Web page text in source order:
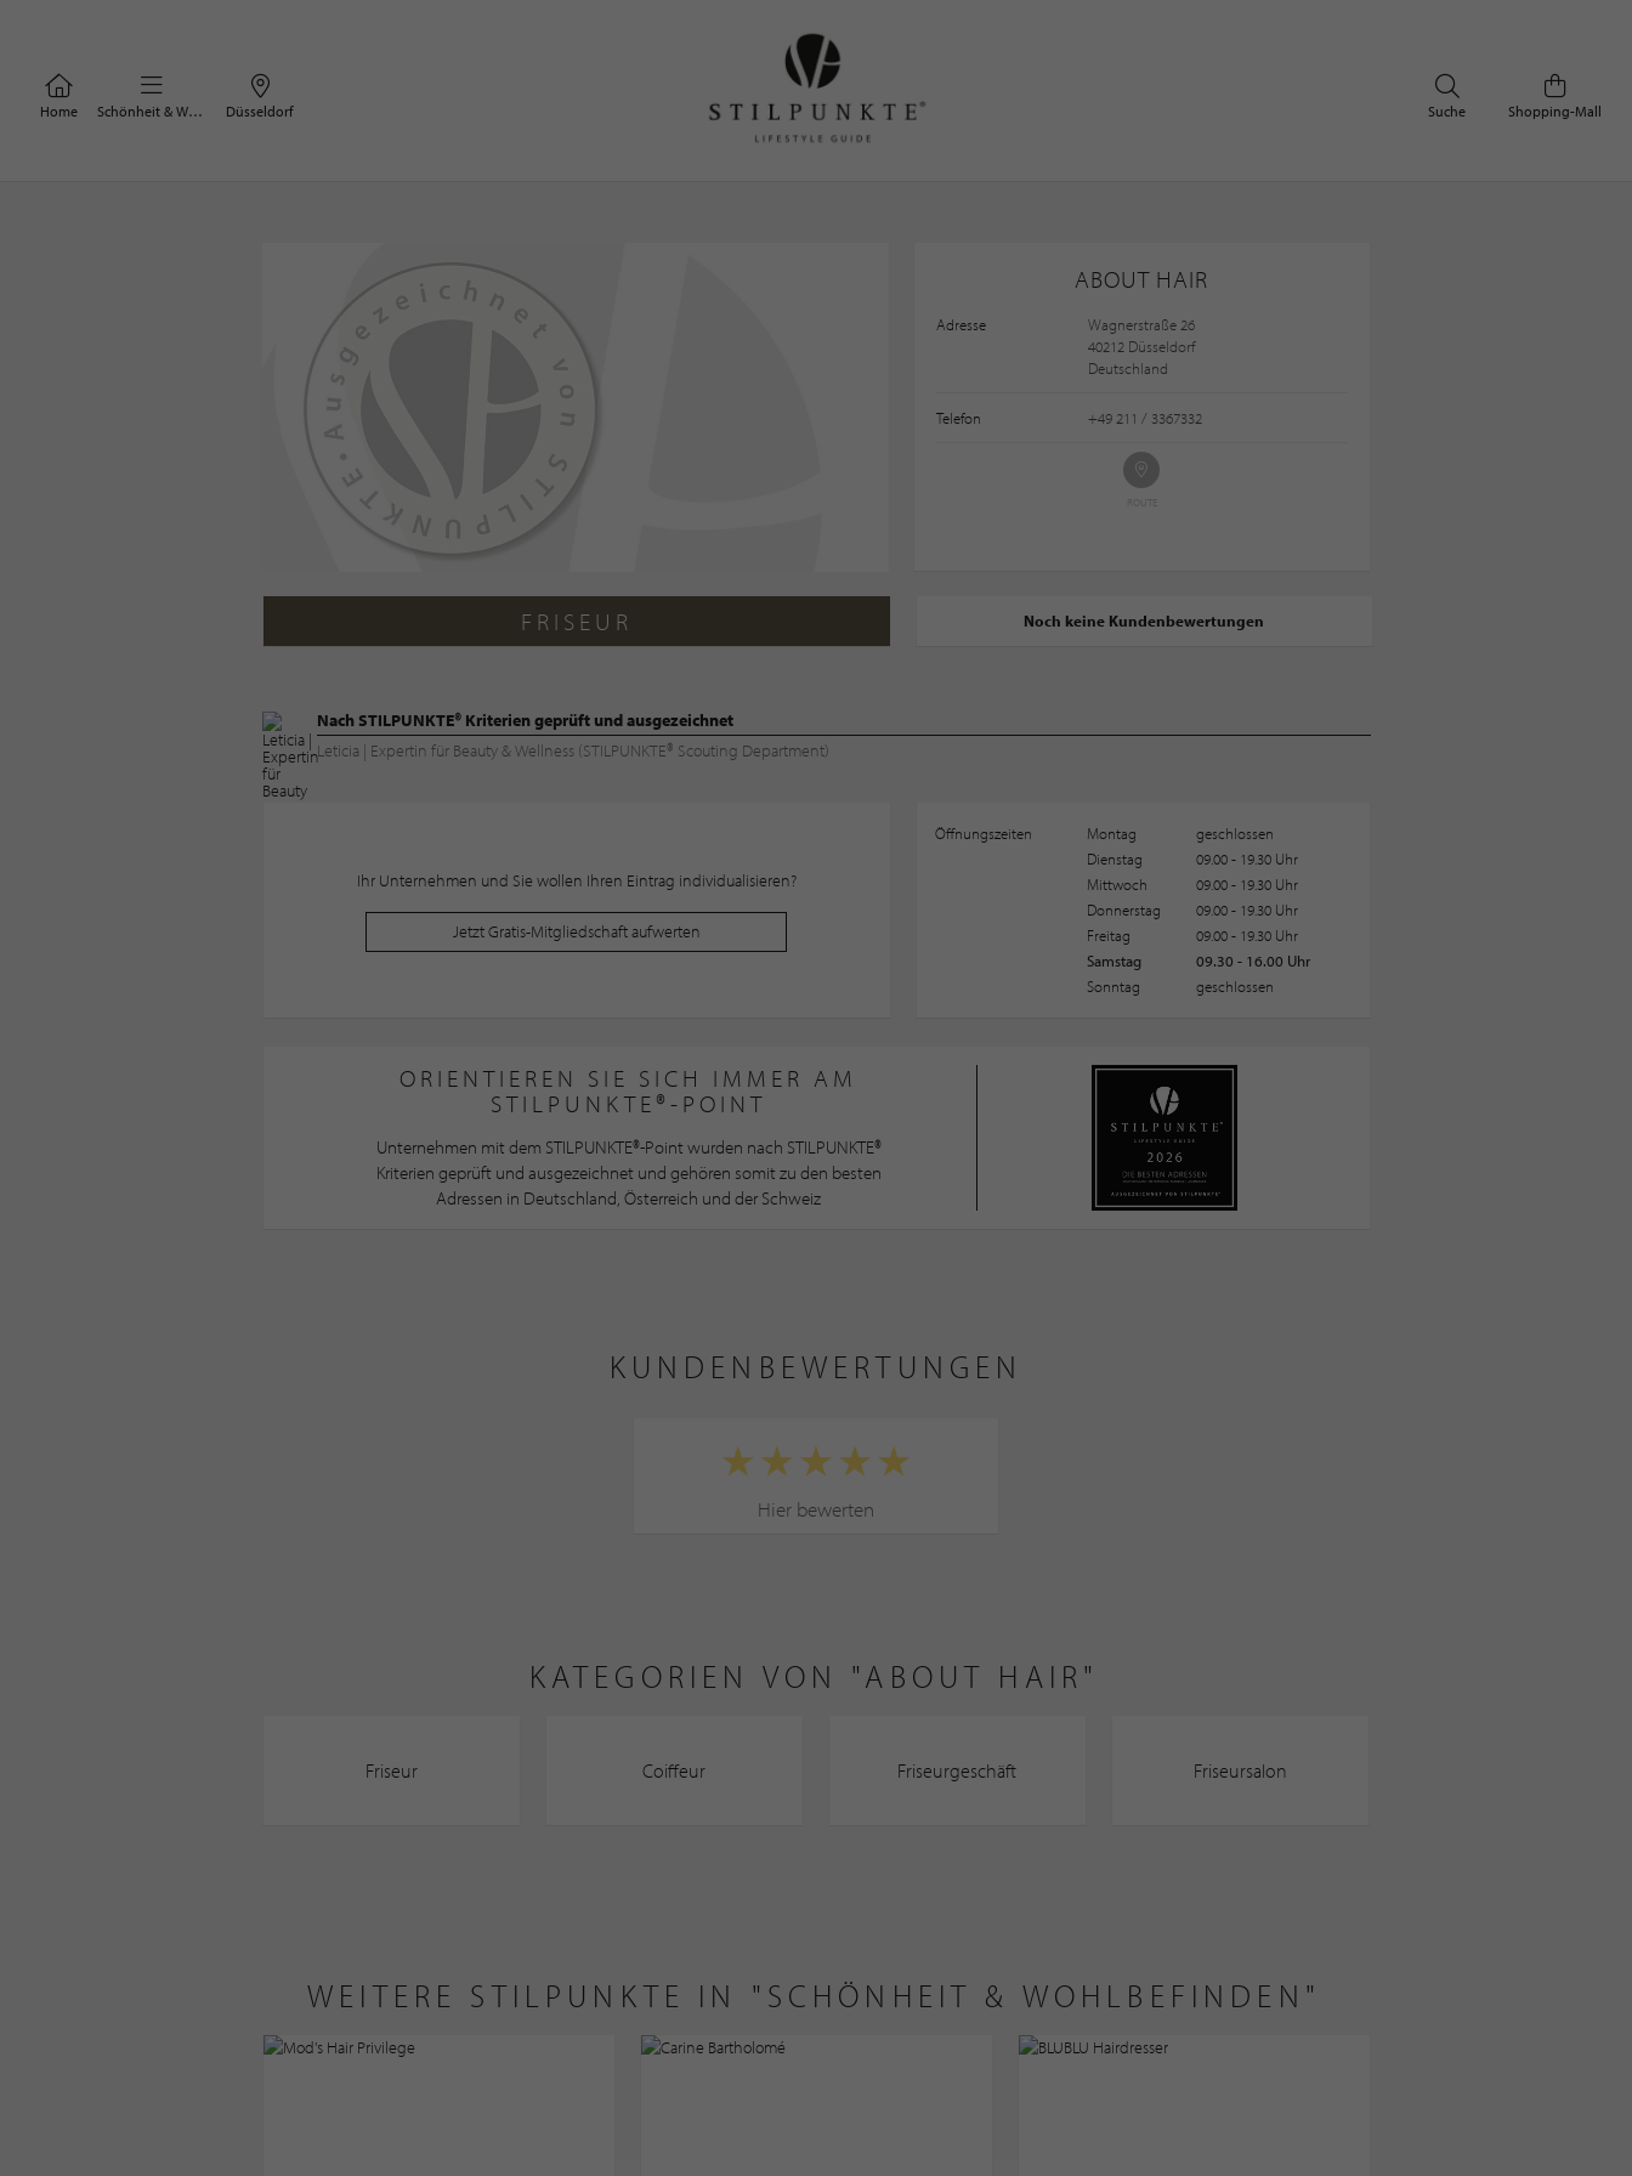
Home Schönheit & Wohlbefinden Düsseldorf Shopping-Mall
Suche
ABOUT HAIR
Adresse
Wagnerstraße 26
40212 Düsseldorf
Deutschland
Telefon +49 211 / 3367332
FRISEUR Noch keine Kundenbewertungen
Nach STILPUNKTE® Kriterien geprüft und ausgezeichnet
Leticia | Expertin für Beauty & Wellness (STILPUNKTE® Scouting Department)
Ihr Unternehmen und Sie wollen Ihren Eintrag individualisieren?
Jetzt Gratis-Mitgliedschaft aufwerten
Öffnungszeiten Montag
geschlossen
Dienstag
09.00 - 19.30 Uhr
Mittwoch
09.00 - 19.30 Uhr
Donnerstag
09.00 - 19.30 Uhr
Freitag
09.00 - 19.30 Uhr
Samstag
09.30 - 16.00 Uhr
Sonntag
geschlossen
ORIENTIEREN SIE SICH IMMER AM
STILPUNKTE®-POINT
Unternehmen mit dem STILPUNKTE®-Point wurden nach STILPUNKTE®
Kriterien geprüft und ausgezeichnet und gehören somit zu den besten
Adressen in Deutschland, Österreich und der Schweiz
KUNDENBEWERTUNGEN
Hier bewerten
KATEGORIEN VON "ABOUT HAIR"
Friseur Coiffeur Friseurgeschäft Friseursalon
WEITERE STILPUNKTE IN "SCHÖNHEIT & WOHLBEFINDEN"